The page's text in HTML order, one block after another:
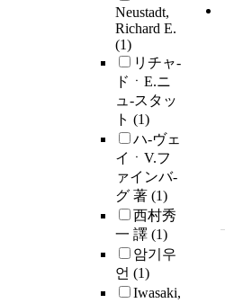
Neustadt,
Richard E.
(1)
リチャ-
ドㆍE.ニ
ュ-スタッ
ト (1)
ハ-ヴェ
イㆍV.フ
ァインバ-
グ 著 (1)
西村秀
一 譯 (1)
암기우
언 (1)
Iwasaki,